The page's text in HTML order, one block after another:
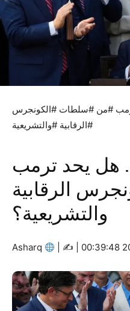
#من #سلطات #الكونجرس
#الرقابية #والتشريعية
هل يحد ترمب
الرقابية
والتشريعية؟